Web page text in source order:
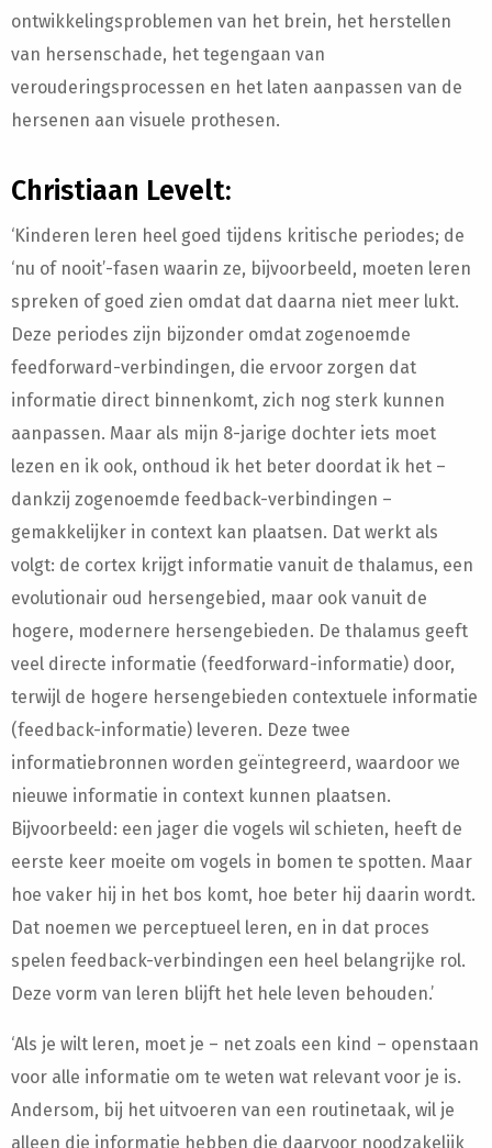
ontwikkelingsproblemen van het brein, het herstellen
van hersenschade, het tegengaan van
verouderingsprocessen en het laten aanpassen van de
hersenen aan visuele prothesen.
Christiaan Levelt:
‘Kinderen leren heel goed tijdens kritische periodes; de
‘nu of nooit’-fasen waarin ze, bijvoorbeeld, moeten leren
spreken of goed zien omdat dat daarna niet meer lukt.
Deze periodes zijn bijzonder omdat zogenoemde
feedforward-verbindingen, die ervoor zorgen dat
informatie direct binnenkomt, zich nog sterk kunnen
aanpassen. Maar als mijn 8-jarige dochter iets moet
lezen en ik ook, onthoud ik het beter doordat ik het –
dankzij zogenoemde feedback-verbindingen –
gemakkelijker in context kan plaatsen. Dat werkt als
volgt: de cortex krijgt informatie vanuit de thalamus, een
evolutionair oud hersengebied, maar ook vanuit de
hogere, modernere hersengebieden. De thalamus geeft
veel directe informatie (feedforward-informatie) door,
terwijl de hogere hersengebieden contextuele informatie
(feedback-informatie) leveren. Deze twee
informatiebronnen worden geïntegreerd, waardoor we
nieuwe informatie in context kunnen plaatsen.
Bijvoorbeeld: een jager die vogels wil schieten, heeft de
eerste keer moeite om vogels in bomen te spotten. Maar
hoe vaker hij in het bos komt, hoe beter hij daarin wordt.
Dat noemen we perceptueel leren, en in dat proces
spelen feedback-verbindingen een heel belangrijke rol.
Deze vorm van leren blijft het hele leven behouden.’
‘Als je wilt leren, moet je – net zoals een kind – openstaan
voor alle informatie om te weten wat relevant voor je is.
Andersom, bij het uitvoeren van een routinetaak, wil je
alleen die informatie hebben die daarvoor noodzakelijk